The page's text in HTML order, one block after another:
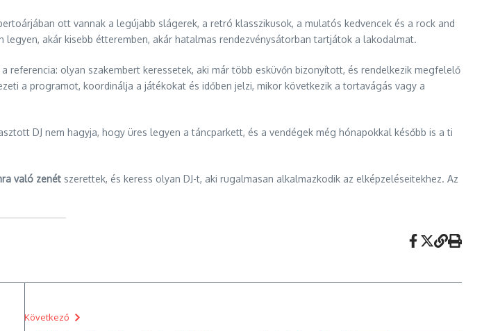
ott vannak a legújabb slágerek, a retró klasszikusok, a mulatós kedvencek és a rock and
akár kisebb étteremben, akár hatalmas rendezvénysátorban tartjátok a lakodalmat.
olyan szakembert keressetek, aki már több esküvőn bizonyított, és rendelkezik megfelelő
a programot, koordinálja a játékokat és időben jelzi, mikor következik a tortavágás vagy a
DJ nem hagyja, hogy üres legyen a táncparkett, és a vendégek még hónapokkal később is a ti
való zenét szerettek, és keress olyan DJ-t, aki rugalmasan alkalmazkodik az elképzeléseitekhez. Az
Következő